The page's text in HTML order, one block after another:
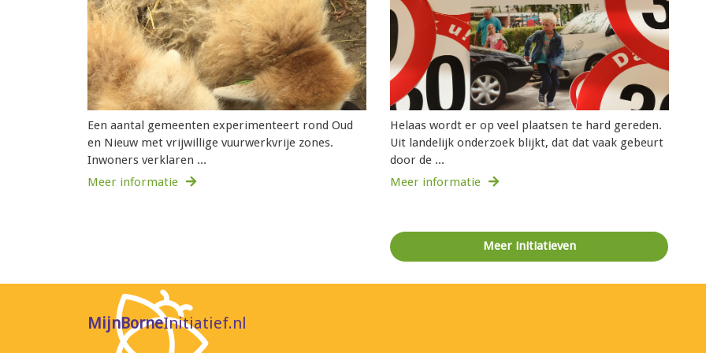
Een aantal gemeenten experimenteert rond Oud
en Nieuw met vrijwillige vuurwerkvrije zones.
Inwoners verklaren ...
Meer informatie
Helaas wordt er op veel plaatsen te hard gereden.
Uit landelijk onderzoek blijkt, dat dat vaak gebeurt
door de ...
Meer informatie
Meer initiatieven
MijnBorneInitiatief.nl